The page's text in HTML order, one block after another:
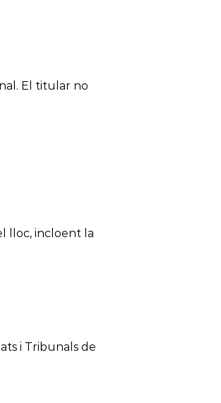
El titular no
lloc, incloent la
i Tribunals de